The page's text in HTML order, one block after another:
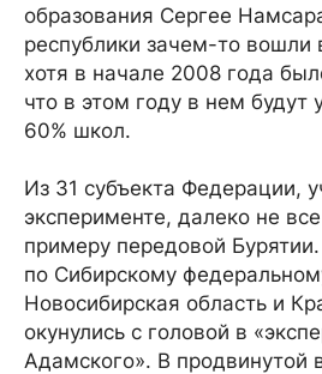
образования Сергее
республики зачем-то вошли
хотя в начале 2008 года
что в этом году в нем будут
60% школ.
Из 31 субъекта Федерации,
эксперименте, далеко не
примеру передовой
по Сибирскому
Новосибирская область и
окунулись с головой в
Адамского». В продвинутой